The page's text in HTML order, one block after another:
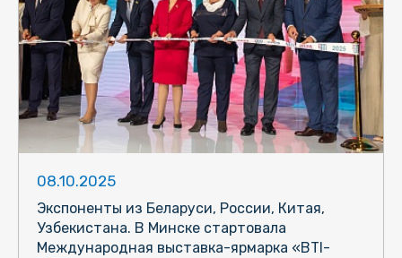
08.10.2025
Экспоненты из Беларуси, России, Китая,
Узбекистана. В Минске стартовала
Международная выставка-ярмарка «BTI-